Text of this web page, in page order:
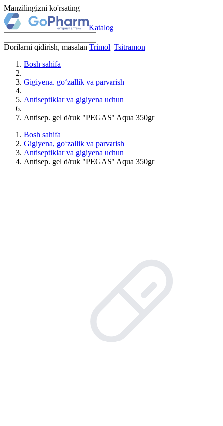
Manzilingizni ko'rsating
Katalog
Dorilarni qidirish, masalan Trimol, Tsitramon
Bosh sahifa
Gigiyena, go‘zallik va parvarish
Antiseptiklar va gigiyena uchun
Antisep. gel d/ruk "PEGAS" Aqua 350gr
Bosh sahifa
Gigiyena, go‘zallik va parvarish
Antiseptiklar va gigiyena uchun
Antisep. gel d/ruk "PEGAS" Aqua 350gr